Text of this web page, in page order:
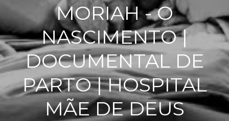
MORIAH - O
NASCIMENTO |
DOCUMENTAL DE
PARTO | HOSPITAL
MÃE DE DEUS